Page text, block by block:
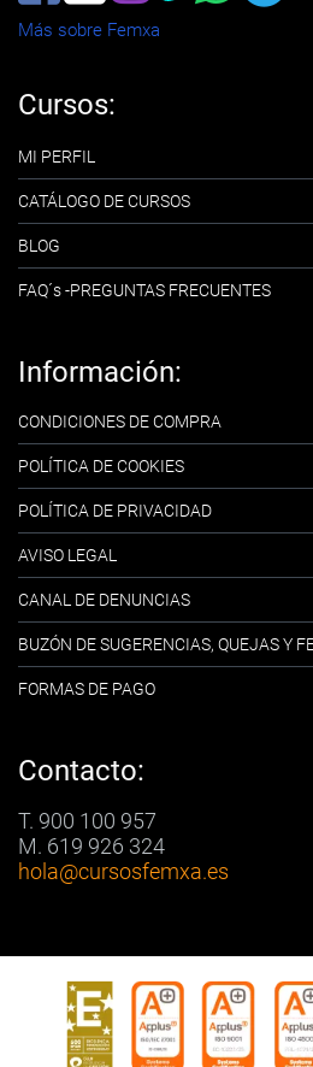
Más sobre Femxa
Cursos:
MI PERFIL
CATÁLOGO DE CURSOS
BLOG
FAQ´s -PREGUNTAS FRECUENTES
Información:
CONDICIONES DE COMPRA
POLÍTICA DE COOKIES
POLÍTICA DE PRIVACIDAD
AVISO LEGAL
CANAL DE DENUNCIAS
BUZÓN DE SUGERENCIAS, QUEJAS Y
FORMAS DE PAGO
Contacto:
T. 900 100 957
M. 619 926 324
hola@cursosfemxa.es